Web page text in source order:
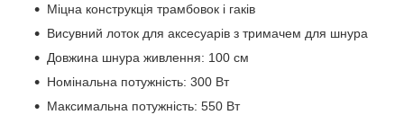
Міцна конструкція трамбовок і гаків
Висувний лоток для аксесуарів з тримачем для шнура
Довжина шнура живлення: 100 см
Номінальна потужність: 300 Вт
Максимальна потужність: 550 Вт